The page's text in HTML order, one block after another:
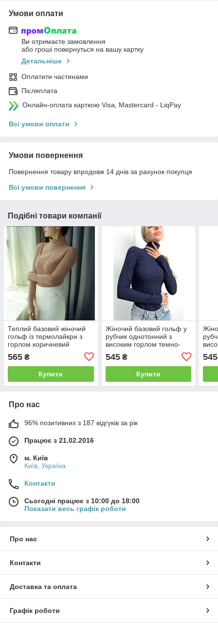
Умови оплати
Ви отримаєте замовлення
або гроші повернуться на вашу картку
Детальніше
Оплатити частинами
Післяплата
Онлайн-оплата карткою Visa, Mastercard - LiqPay
Всі умови оплати
Умови повернення
Повернення товару впродовж 14 днів за рахунок покупця
Всі умови повернення
Подібні товари компанії
Теплий базовий жіночий
гольф із термолайкри з
горлом коричневий
565 ₴
Купити
Жіночий базовий гольф у
рубчик однотонний з
високим горлом темно-
545₴
Купити
545
Про нас
96% позитивних з 187 відгуків за рік
Працює з 21.02.2016
м. Київ
Київ, Україна
Контакти
Сьогодні працює з 10:00 до 18:00
Показати весь графік роботи
Про нас
Контакти
Доставка та оплата
Графік роботи